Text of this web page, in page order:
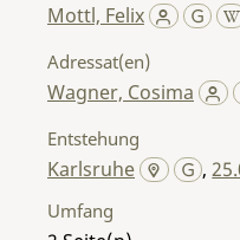
Mottl, Felix
Adressat(en)
Wagner, Cosima
Entstehung
Karlsruhe ,
Umfang